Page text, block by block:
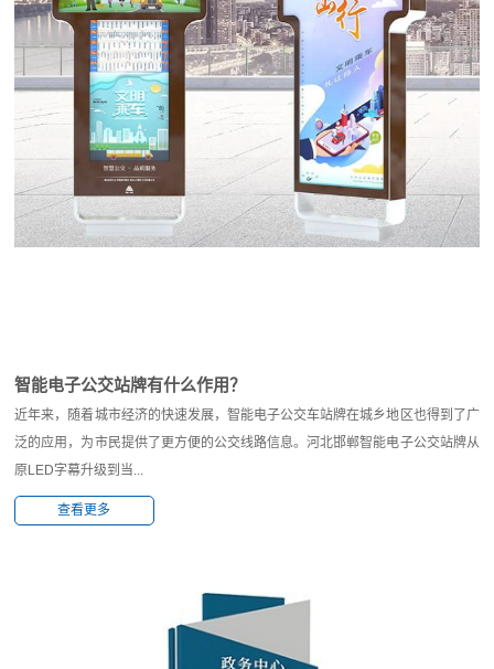
智能电子公交站牌有什么作用？
近年来，随着城市经济的快速发展，智能电子公交车站牌在城乡地区也得到了广
泛的应用，为市民提供了更方便的公交线路信息。河北邯郸智能电子公交站牌从
原LED字幕升级到当...
查看更多